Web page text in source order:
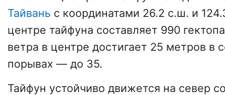
Тайвань с координатами 26.2 с.ш. и
центре тайфуна составляет 990
ветра в центре достигает 25 метров в
порывах — до 35.
Тайфун устойчиво движется на север